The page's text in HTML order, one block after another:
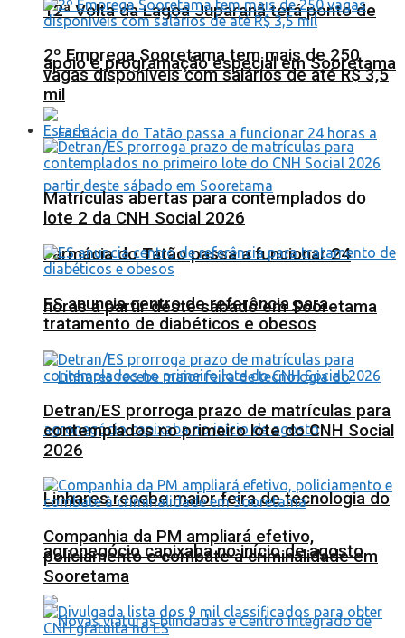
12ª Volta da Lagoa Juparanã terá ponto de
apoio e programação especial em Sooretama
Farmácia do Tatão passa a funcionar 24
horas a partir deste sábado em Sooretama
Linhares recebe maior feira de tecnologia do
agronegócio capixaba no início de agosto
2º Emprega Sooretama tem mais de 250
vagas disponíveis com salários de até R$ 3,5
mil
Estado
Matrículas abertas para contemplados do
lote 2 da CNH Social 2026
ES anuncia centro de referência para
tratamento de diabéticos e obesos
Detran/ES prorroga prazo de matrículas para
contemplados no primeiro lote do CNH Social
2026
Companhia da PM ampliará efetivo,
policiamento e combate à criminalidade em
Sooretama